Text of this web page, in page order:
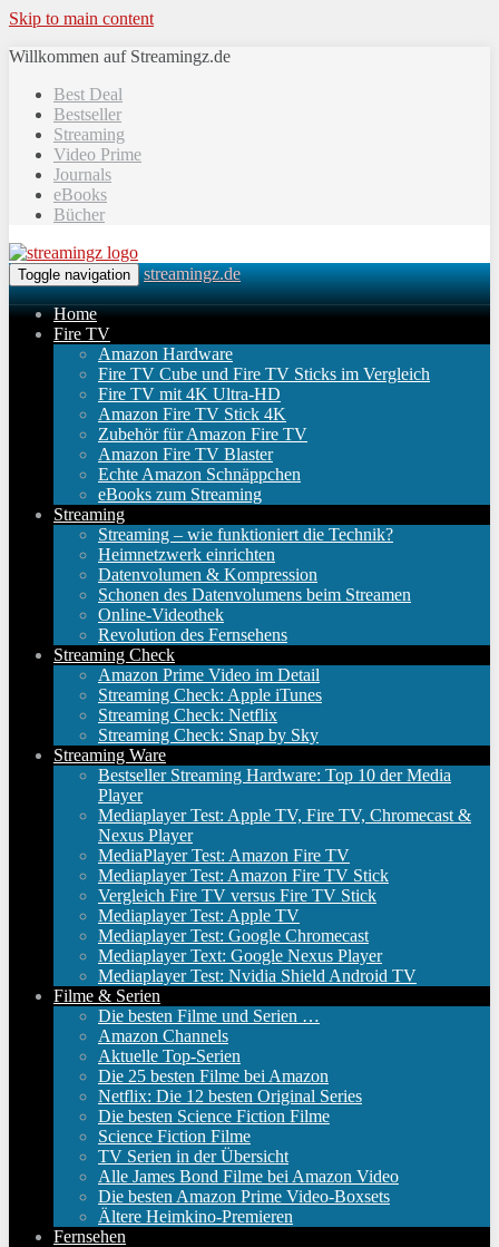
Skip to main content
Willkommen auf Streamingz.de
Best Deal
Bestseller
Streaming
Video Prime
Journals
eBooks
Bücher
Toggle navigation streamingz.de
Home
Fire TV
Amazon Hardware
Fire TV Cube und Fire TV Sticks im Vergleich
Fire TV mit 4K Ultra-HD
Amazon Fire TV Stick 4K
Zubehör für Amazon Fire TV
Amazon Fire TV Blaster
Echte Amazon Schnäppchen
eBooks zum Streaming
Streaming
Streaming – wie funktioniert die Technik?
Heimnetzwerk einrichten
Datenvolumen & Kompression
Schonen des Datenvolumens beim Streamen
Online-Videothek
Revolution des Fernsehens
Streaming Check
Amazon Prime Video im Detail
Streaming Check: Apple iTunes
Streaming Check: Netflix
Streaming Check: Snap by Sky
Streaming Ware
Bestseller Streaming Hardware: Top 10 der Media
Player
Mediaplayer Test: Apple TV, Fire TV, Chromecast &
Nexus Player
MediaPlayer Test: Amazon Fire TV
Mediaplayer Test: Amazon Fire TV Stick
Vergleich Fire TV versus Fire TV Stick
Mediaplayer Test: Apple TV
Mediaplayer Test: Google Chromecast
Mediaplayer Text: Google Nexus Player
Mediaplayer Test: Nvidia Shield Android TV
Filme & Serien
Die besten Filme und Serien …
Amazon Channels
Aktuelle Top-Serien
Die 25 besten Filme bei Amazon
Netflix: Die 12 besten Original Series
Die besten Science Fiction Filme
Science Fiction Filme
TV Serien in der Übersicht
Alle James Bond Filme bei Amazon Video
Die besten Amazon Prime Video-Boxsets
Ältere Heimkino-Premieren
Fernsehen